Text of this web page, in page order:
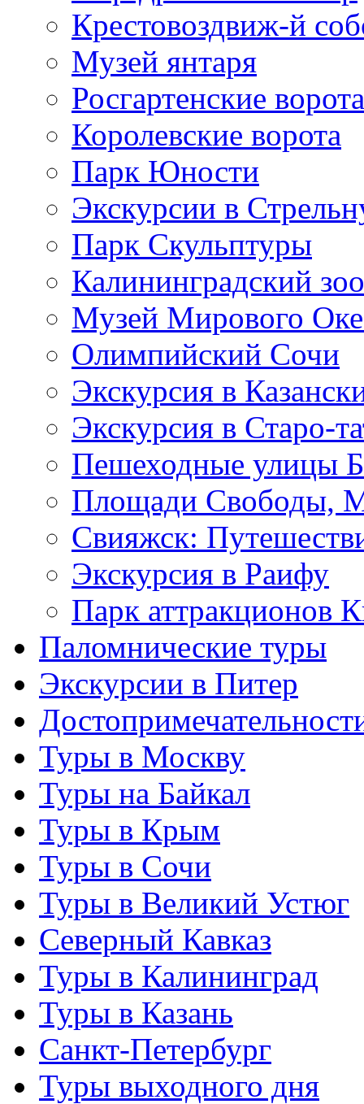
Крестовоздвиж-й
Музей янтаря
Росгартенские ворота
Королевские ворота
Парк Юности
Экскурсии в
Парк Скульптуры
Калининградский
Музей Мирового
Олимпийский Сочи
Экскурсия в
Экскурсия в Старо-
Пешеходные улицы
Площади Свободы,
Свияжск:
Экскурсия в Раифу
Парк аттракционов
Паломнические туры
Экскурсии в Питер
Туры в Москву
Туры на Байкал
Туры в Крым
Туры в Сочи
Туры в Великий Устюг
Северный Кавказ
Туры в Калининград
Туры в Казань
Санкт-Петербург
Туры выходного дня